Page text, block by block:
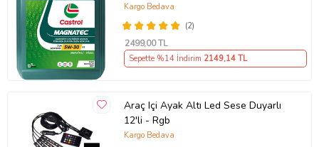
(2)
Kargo Bedava
2499,00 TL
Sepette %14 İndirim 2149,14 TL
Araç Içi Ayak Altı Led Sese Duyarlı
12'li - Rgb
Kargo Bedava